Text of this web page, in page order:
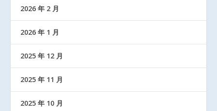
2026 年 2 月
2026 年 1 月
2025 年 12 月
2025 年 11 月
2025 年 10 月